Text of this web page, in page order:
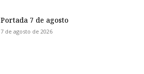
Portada 7 de agosto
7 de agosto de 2026